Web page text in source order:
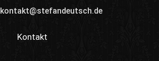
kontakt@stefandeutsch.de
Kontakt